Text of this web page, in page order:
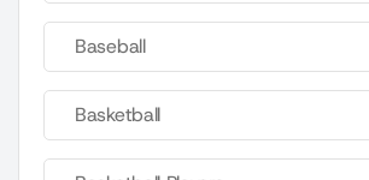
Baseball
Basketball